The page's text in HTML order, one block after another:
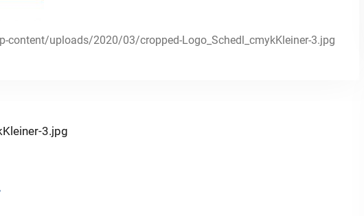
content/uploads/2020/03/cropped-Logo_Schedl_cmykKleiner-3.jpg
3.jpg